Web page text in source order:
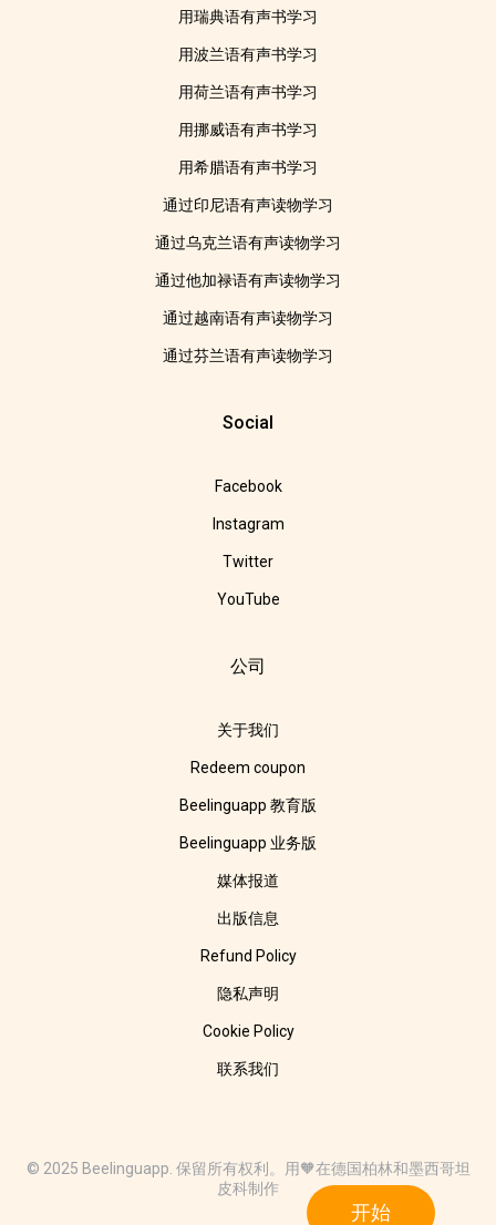
开始
用瑞典语有声书学习
用波兰语有声书学习
用荷兰语有声书学习
用挪威语有声书学习
用希腊语有声书学习
通过印尼语有声读物学习
通过乌克兰语有声读物学习
通过他加禄语有声读物学习
通过越南语有声读物学习
通过芬兰语有声读物学习
Social
Facebook
Instagram
Twitter
YouTube
公司
关于我们
Redeem coupon
Beelinguapp 教育版
Beelinguapp 业务版
媒体报道
出版信息
Refund Policy
隐私声明
Cookie Policy
联系我们
© 2025 Beelinguapp. 保留所有权利。用🧡在德国柏林和墨西哥坦
皮科制作